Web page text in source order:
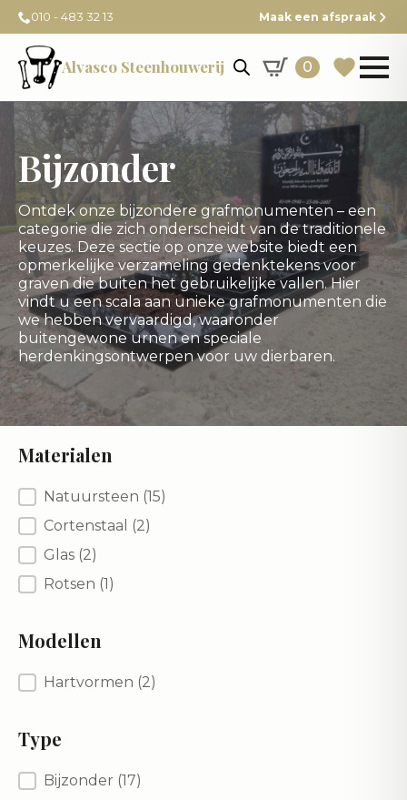
010 - 483 32 13 Maak een afspraak
Alvasco Steenhouwerij 0
Bijzonder
Ontdek onze bijzondere grafmonumenten – een
categorie die zich onderscheidt van de traditionele
keuzes. Deze sectie op onze website biedt een
opmerkelijke verzameling gedenktekens voor
graven die buiten het gebruikelijke vallen. Hier
vindt u een scala aan unieke grafmonumenten die
we hebben vervaardigd, waaronder
buitengewone urnen en speciale
herdenkingsontwerpen voor uw dierbaren.
Materialen
Materialen
Natuursteen (15)
Cortenstaal (2)
Glas (2)
Rotsen (1)
Modellen
Modellen
Hartvormen (2)
Type
TypeBijzonder (17)